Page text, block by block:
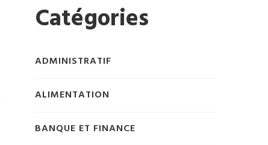
Catégories
ADMINISTRATIF
ALIMENTATION
BANQUE ET FINANCE